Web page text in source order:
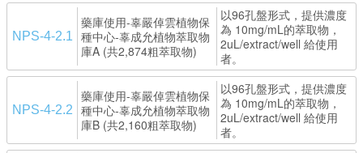
NPS-4-2.1
藥庫使用-辜嚴倬雲植物保
種中心-辜成允植物萃取物
庫A (共2,874粗萃取物)
以96孔盤形式，提供濃度
為 10mg/mL的萃取物，
2uL/extract/well 給使用
者。
NPS-4-2.2
藥庫使用-辜嚴倬雲植物保
種中心-辜成允植物萃取物
庫B (共2,160粗萃取物)
以96孔盤形式，提供濃度
為 10mg/mL的萃取物，
2uL/extract/well 給使用
者。